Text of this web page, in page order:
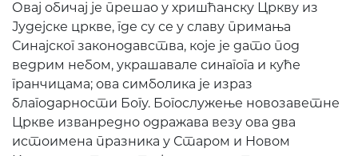
Овај обичај је прешао у хришћанску Цркву из
Јудејске цркве, где су се у славу примања
Синајског законодавства, које је дато под
ведрим небом, украшавале синагога и куће
гранчицама; ова симболика је израз
благодарности Богу. Богослужење новозаветне
Цркве изванредно одражава везу ова два
истоимена празника у Старом и Новом